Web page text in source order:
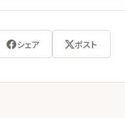
シェア ポスト